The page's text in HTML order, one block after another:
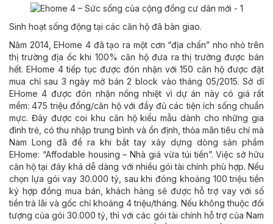
Sinh hoạt sống động tại các căn hộ đã bàn giao.
Năm 2014, EHome 4 đã tạo ra một cơn “địa chấn” nho nhỏ trên
thị trường địa ốc khi 100% căn hộ đưa ra thị trường được bán
hết. EHome 4 tiếp tục được đón nhận với 150 căn hộ được đặt
mua chỉ sau 3 ngày mở bán 2 block vào tháng 05/2015. Sở dĩ
EHome 4 được đón nhận nồng nhiệt vì dự án này có giá rất
mềm: 475 triệu đồng/căn hộ với đầy đủ các tiện ích sống chuẩn
mực. Đây được coi khu căn hộ kiểu mẫu dành cho những gia
đình trẻ, có thu nhập trung bình và ổn định, thỏa mãn tiêu chí mà
Nam Long đã đề ra khi bắt tay xây dựng dòng sản phẩm
EHome: “Affodable housing – Nhà giá vừa túi tiền”. Việc sở hữu
căn hộ tại đây khá dễ dàng với nhiều gói tài chính phù hợp. Nếu
chọn lựa gói vay 30.000 tỷ, sau khi đóng khoảng 100 triệu tiền
ký hợp đồng mua bán, khách hàng sẽ được hỗ trợ vay với số
tiền trả lãi và gốc chỉ khoảng 4 triệu/tháng. Nếu không thuộc đối
tượng của gói 30.000 tỷ, thì với các gói tài chính hỗ trợ của Nam